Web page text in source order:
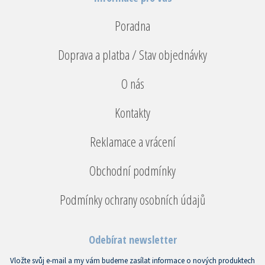
Poradna
Doprava a platba / Stav objednávky
O nás
Kontakty
Reklamace a vrácení
Obchodní podmínky
Podmínky ochrany osobních údajů
Odebírat newsletter
Vložte svůj e-mail a my vám budeme zasílat informace o nových produktech